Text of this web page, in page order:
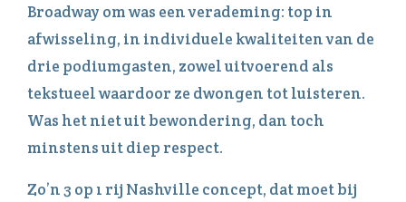
Broadway om was een verademing: top in
afwisseling, in individuele kwaliteiten van de
drie podiumgasten, zowel uitvoerend als
tekstueel waardoor ze dwongen tot luisteren.
Was het niet uit bewondering, dan toch
minstens uit diep respect.
Zo’n 3 op 1 rij Nashville concept, dat moet bij